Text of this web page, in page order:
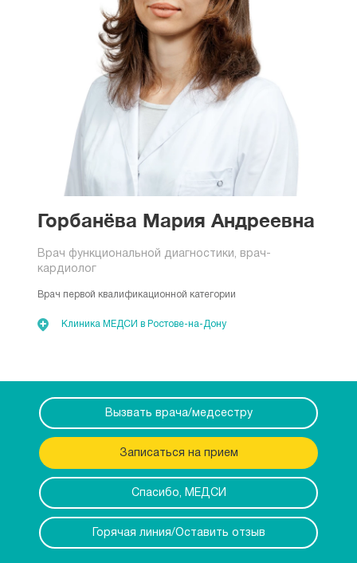
Горбанёва Мария Андреевна
Врач функциональной диагностики, врач-
кардиолог
Врач первой квалификационной категории
Клиника МЕДСИ в Ростове-на-Дону
Вызвать врача/медсестру
Записаться на прием
Спасибо, МЕДСИ
Горячая линия/Оставить отзыв